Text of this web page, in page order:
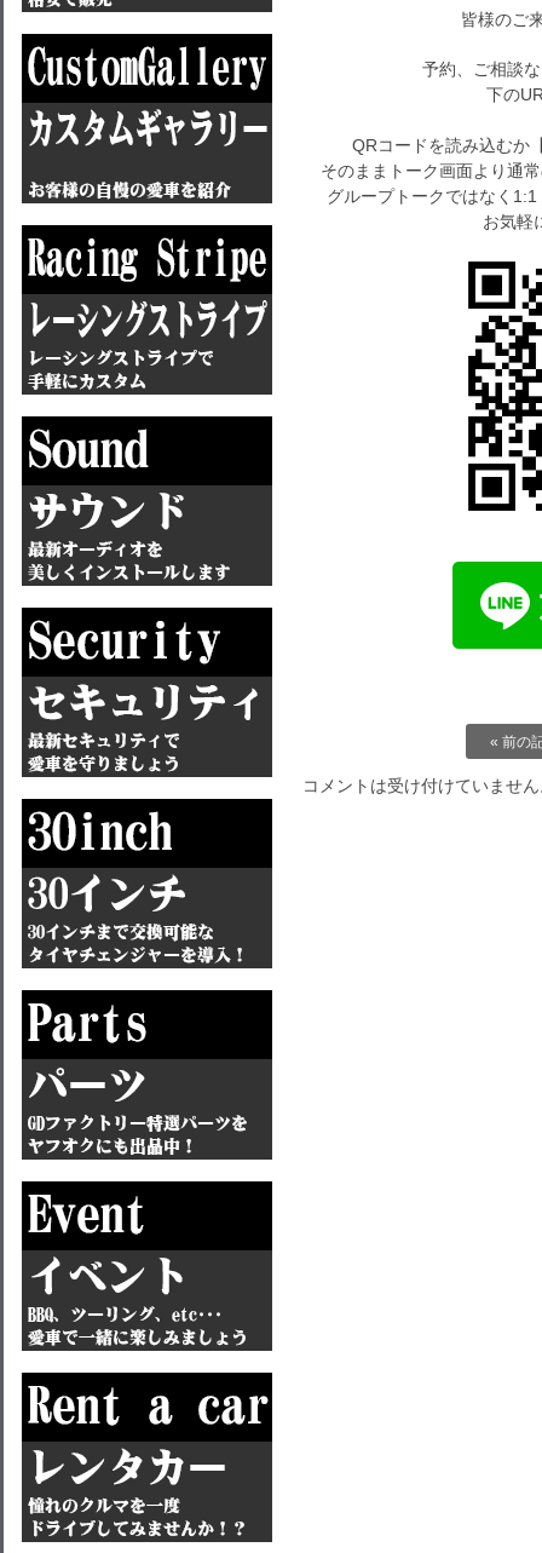
皆様のご
予約、ご相談
下の
QRコードを読み込むか
そのままトーク画面より通
グループトークではなく
お気軽
« 前の
コメントは受け付けていませ